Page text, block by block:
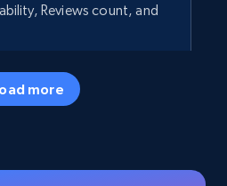
Reviews count, and
Comece grátis
more